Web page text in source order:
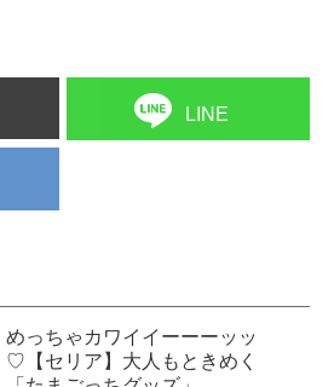
LINE
めっちゃカワイイーーーッッ
♡【セリア】大人もときめく